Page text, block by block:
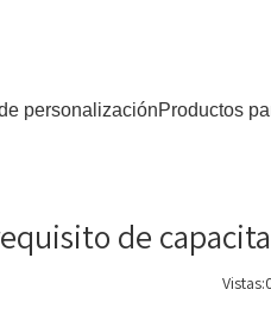
personalizaciónProductos
de
Vistas: